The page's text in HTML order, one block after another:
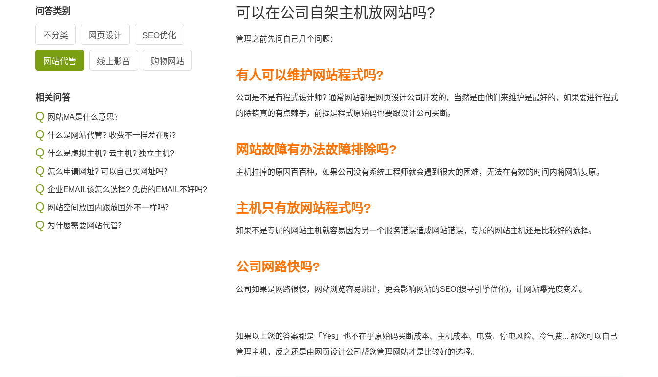
可以在公司自架主机放网站吗?
管理之前先问自己几个问题：
有人可以维护网站程式吗?
公司是不是有程式设计师? 通常网站都是网页设计公司开发的，当然是由他们来维护是最好的，如果要进行程式
的除错真的有点棘手，前提是程式原始码也要跟设计公司买断。
网站故障有办法故障排除吗?
主机挂掉的原因百百种，如果公司没有系统工程师就会遇到很大的困难，无法在有效的时间内将网站复原。
主机只有放网站程式吗?
如果不是专属的网站主机就容易因为另一个服务错误造成网站错误，专属的网站主机还是比较好的选择。
公司网路快吗?
公司如果是网路很慢，网站浏览容易跳出，更会影响网站的SEO(搜寻引擎优化)，让网站曝光度变差。
如果以上您的答案都是「Yes」也不在乎原始码买断成本、主机成本、电费、停电风险、冷气费... 那您可以自己
管理主机，反之还是由网页设计公司帮您管理网站才是比较好的选择。
问答类别
不分类 网页设计 SEO优化
网站代管 线上影音 购物网站
相关问答
网站MA是什么意思？
什么是网站代管? 收费不一样差在哪?
什么是虚拟主机? 云主机? 独立主机?
怎么申请网址? 可以自己买网址吗？
企业EMAIL该怎么选择? 免费的EMAIL不好吗?
网站空间放国内跟放国外不一样吗？
为什麽需要网站代管？